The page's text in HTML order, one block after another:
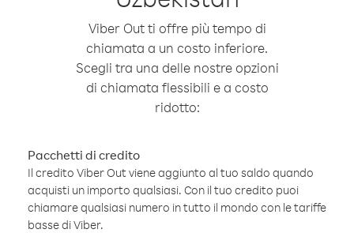
Viber Out ti offre più tempo di
chiamata a un costo inferiore.
Scegli tra una delle nostre opzioni
di chiamata flessibili e a costo
ridotto:
Pacchetti di credito
Il credito Viber Out viene aggiunto al tuo saldo quando
acquisti un importo qualsiasi. Con il tuo credito puoi
chiamare qualsiasi numero in tutto il mondo con le tariffe
basse di Viber.